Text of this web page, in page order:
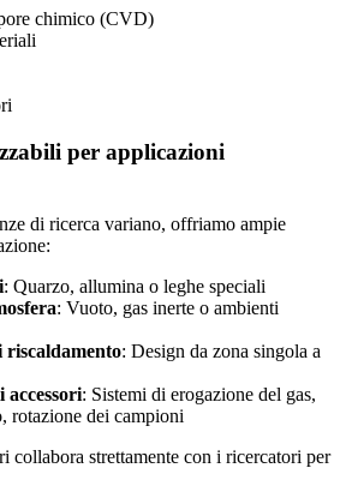
chimico (CVD)
per applicazioni
di ricerca variano, offriamo ampie
: Quarzo, allumina o leghe speciali
: Vuoto, gas inerte o ambienti
: Design da zona singola a
accessori: Sistemi di erogazione del gas,
rotazione dei campioni
collabora strettamente con i ricercatori per